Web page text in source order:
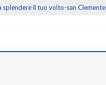
splendere il tuo volto-san Clemente